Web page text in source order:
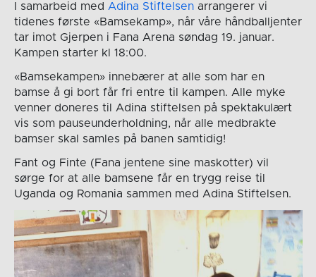
I samarbeid med Adina Stiftelsenarrangerer vi
tidenes første «Bamsekamp», når våre håndballjenter
tar imot Gjerpen i Fana Arena søndag 19. januar.
Kampen starter kl 18:00.
«Bamsekampen» innebærer at alle som har en
bamse å gi bort får fri entre til kampen. Alle myke
venner doneres til Adina stiftelsen på spektakulært
vis som pauseunderholdning, når alle medbrakte
bamser skal samles på banen samtidig!
Fant og Finte (Fana jentene sine maskotter) vil
sørge for at alle bamsene får en trygg reise til
Uganda og Romania sammen med Adina Stiftelsen.